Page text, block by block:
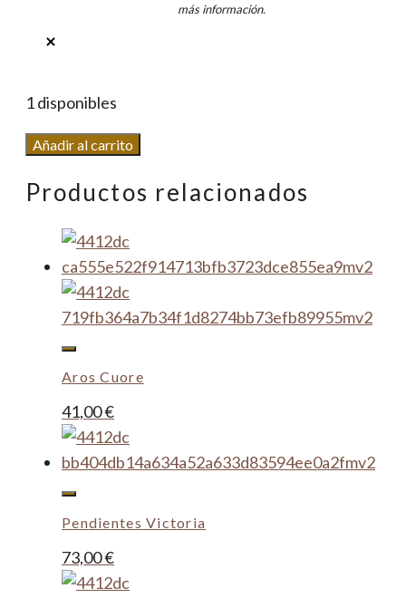
más información.
1 disponibles
Pendientes
Cadenas
Añadir al carrito
Productos relacionados
Aros Cuore
41,00€
Pendientes Victoria
73,00€